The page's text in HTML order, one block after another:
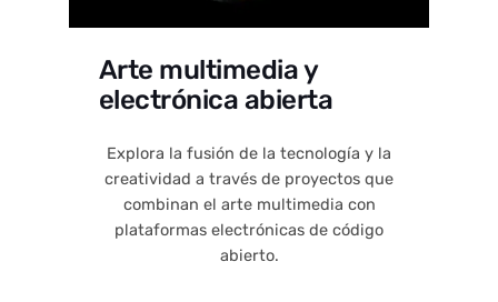
Arte multimedia y
electrónica abierta
Explora la fusión de la tecnología y la
creatividad a través de proyectos que
combinan el arte multimedia con
plataformas electrónicas de código
abierto.